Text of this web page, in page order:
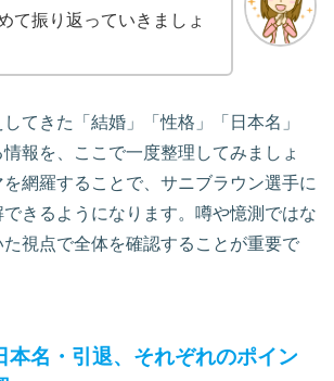
て振り返っていきましょ
てきた「結婚」「性格」「日本名」
情報を、ここで一度整理してみましょ
網羅することで、サニブラウン選手に
きるようになります。噂や憶測ではな
た視点で全体を確認することが重要で
本名・引退、それぞれのポイン